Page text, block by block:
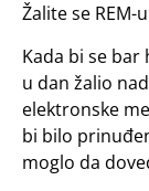
Žalite se REM-
Kada bi se
u dan žalio
elektronske
bi bilo
moglo da